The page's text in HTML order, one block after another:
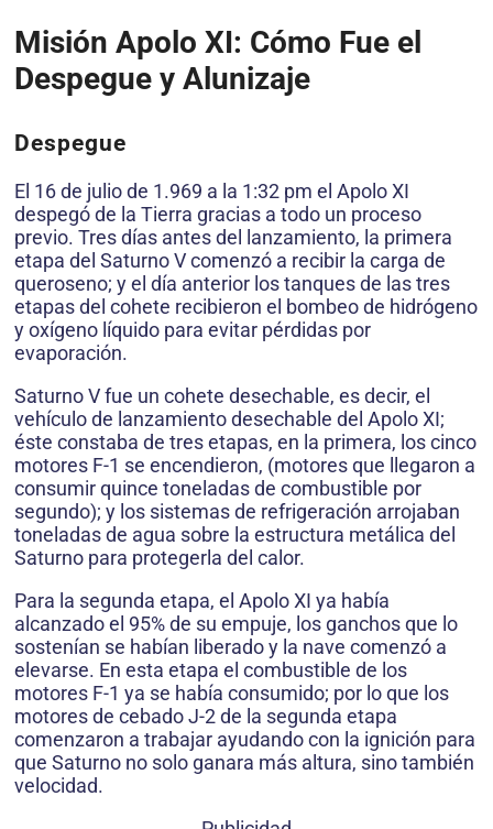
Misión Apolo XI: Cómo Fue el
Despegue y Alunizaje
Despegue
El 16 de julio de 1.969 a la 1:32 pm el Apolo XI
despegó de la Tierra gracias a todo un proceso
previo. Tres días antes del lanzamiento, la primera
etapa del Saturno V comenzó a recibir la carga de
queroseno; y el día anterior los tanques de las tres
etapas del cohete recibieron el bombeo de hidrógeno
y oxígeno líquido para evitar pérdidas por
evaporación.
Saturno V fue un cohete desechable, es decir, el
vehículo de lanzamiento desechable del Apolo XI;
éste constaba de tres etapas, en la primera, los cinco
motores F-1 se encendieron, (motores que llegaron a
consumir quince toneladas de combustible por
segundo); y los sistemas de refrigeración arrojaban
toneladas de agua sobre la estructura metálica del
Saturno para protegerla del calor.
Para la segunda etapa, el Apolo XI ya había
alcanzado el 95% de su empuje, los ganchos que lo
sostenían se habían liberado y la nave comenzó a
elevarse. En esta etapa el combustible de los
motores F-1 ya se había consumido; por lo que los
motores de cebado J-2 de la segunda etapa
comenzaron a trabajar ayudando con la ignición para
que Saturno no solo ganara más altura, sino también
velocidad.